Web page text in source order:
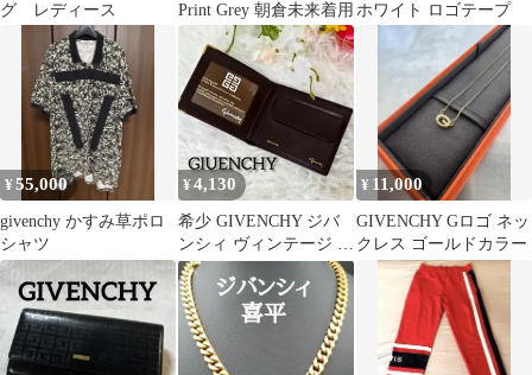
グ レディース
Print Grey 朝倉未来着用 ホワイト ロゴテープ
¥55,000
givenchy かすみ草ポロ
シャツ
¥4,130
希少 GIVENCHY ジバ
ンシィ ヴィンテージ 二
つ折り財布 レザー 本革
¥ 11,000
GIVENCHY Gロゴ ネッ
クレス ゴールドカラー